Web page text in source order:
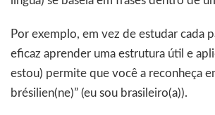
Por exemplo, em vez de estudar cada
eficaz aprender uma estrutura útil e
estou) permite que você a reconheça
brésilien(ne)” (eu sou brasileiro(a)).